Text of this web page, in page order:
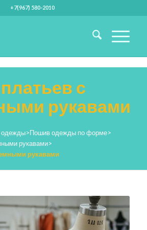
+7(967) 580-2010
с
рукавами
>Пошив одежды по форме>
рукавами>
рукавами